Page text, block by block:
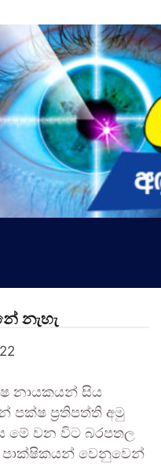
නැහැ
නායකයන් සිය
පක්ෂ ප‍්‍රතිපත්ති අමු
මේ වන විට බරපතල
පාක්ෂිකයන් වෙනුවෙන්